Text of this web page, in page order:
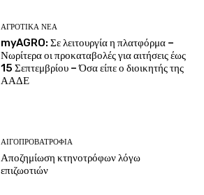
ΑΓΡΟΤΙΚΆ ΝΈΑ
myAGRO: Σε λειτουργία η πλατφόρμα –
Νωρίτερα οι προκαταβολές για αιτήσεις έως
15 Σεπτεμβρίου – Όσα είπε ο διοικητής της
ΑΑΔΕ
ΑΙΓΟΠΡΟΒΑΤΡΟΦΊΑ
Αποζημίωση κτηνοτρόφων λόγω
επιζωοτιών